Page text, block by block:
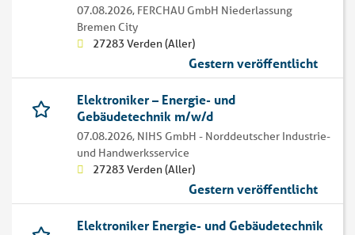
07.08.2026, FERCHAU GmbH Niederlassung
Bremen City
27283 Verden (Aller)
Gestern veröffentlicht
Elektroniker – Energie- und
Gebäudetechnik m/w/d
07.08.2026, NIHS GmbH - Norddeutscher Industrie-
und Handwerksservice
27283 Verden (Aller)
Gestern veröffentlicht
Elektroniker Energie- und Gebäudetechnik